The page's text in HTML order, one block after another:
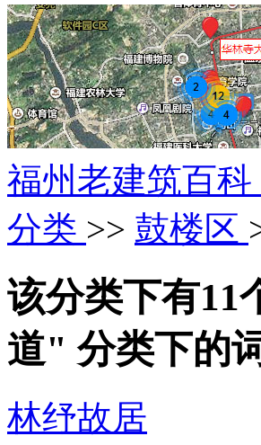
福州老建筑百
分类 >> 鼓楼区
该分类下有11
道" 分类下的
林纾故居